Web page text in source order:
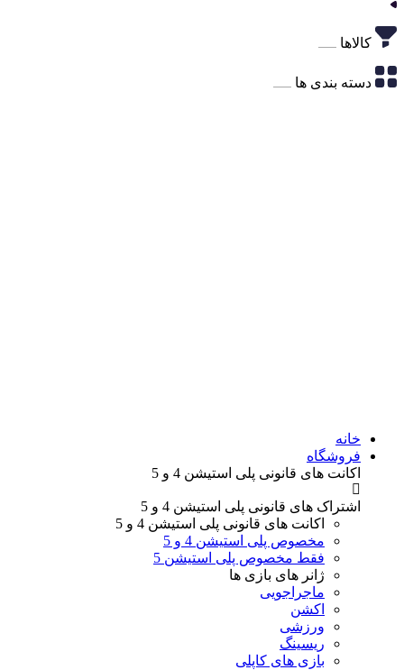
کالاها
دسته بندی ها
خانه
فروشگاه
اکانت های قانونی پلی استیشن 4 و 5
اشتراک های قانونی پلی استیشن 4 و 5
اکانت های قانونی پلی استیشن 4 و 5
مخصوص پلی استیشن 4 و 5
فقط مخصوص پلی استیشن 5
ژانر های بازی ها
ماجراجویی
اکشن
ورزشی
ریسینگ
بازی های کاپلی